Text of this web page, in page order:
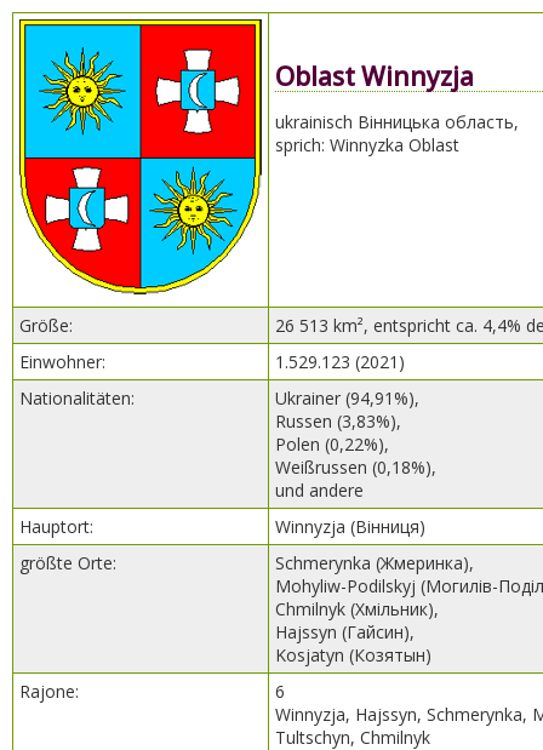
Oblast Winnyzja
ukrainisch Вінницька область,
sprich: Winnyzka Oblast
Größe:
26 513 km², entspricht ca. 4,4%
Einwohner:
1.529.123 (2021)
Nationalitäten:
Ukrainer (94,91%),
Russen (3,83%),
Polen (0,22%),
Weißrussen (0,18%),
und andere
Hauptort:
Winnyzja (Вінниця)
größte Orte:
Schmerynka (Жмеринка),
Mohyliw-Podilskyj (Могилів-
Chmilnyk (Хмільник),
Hajssyn (Гайсин),
Kosjatyn (Козятын)
Rajone:
6
Winnyzja, Hajssyn, Schmerynka,
Tultschyn, Chmilnyk